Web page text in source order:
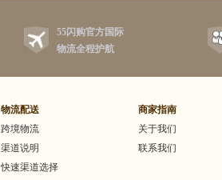
55闪购官方国际
物流全程护航
物流配送
跨境物流
渠道说明
快速渠道选择
商家指南
关于我们
联系我们